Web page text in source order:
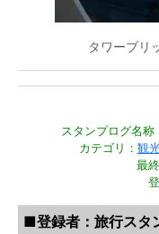
タワーブリ
スタンプログ名称
カテゴリ： 観
最
■登録者：旅行スタ